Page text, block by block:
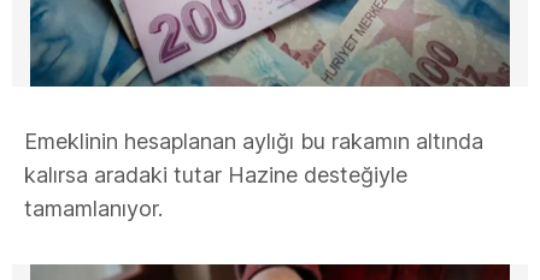
Emeklinin hesaplanan aylığı bu rakamın altında
kalırsa aradaki tutar Hazine desteğiyle
tamamlanıyor.